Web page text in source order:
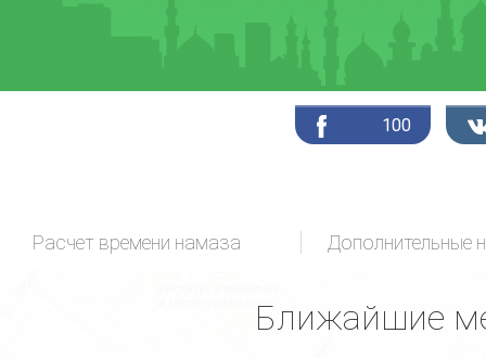
100
Расчет времени намаза Дополнительные
Ближайшие